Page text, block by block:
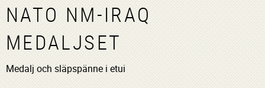
NATO NM-IRAQ
MEDALJSET
Medalj och släpspänne i etui